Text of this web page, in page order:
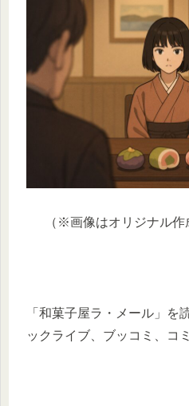
（※画像はオリジナル作
「和菓子屋ラ・メール」を
ックライブ、ブッコミ、コ